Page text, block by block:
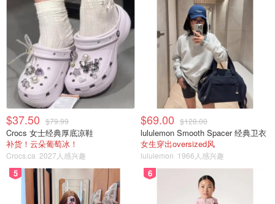
$37.50 $79.99
Crocs 女士经典厚底凉鞋
补货！云朵葡萄冰！
Crocs.ca 2027人感兴趣
$69.00 $128.00
lululemon Smooth Spacer 经典卫衣
女生穿出oversized风
lululemon 1966人感兴趣
5 6